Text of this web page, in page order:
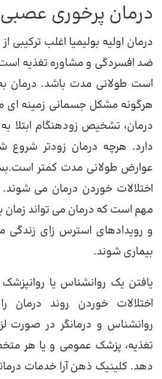
درمان پرخوری عصبی
درمان اولیه بولیمیا اغلب ترکیبی
ضد افسردگی و مشاوره تغذیه
است طولانی مدت باشد. درمان
هرگونه مشکل جسمانی زمینه ای
درمان، تشخیص زودهنگام ابتلا
دارد. هرچه درمان زودتر شروع
عوارض طولانی مدت کمتر
اختلالات خوردن درمان می
مهم است که درمان می تواند زمان
و رویدادهای استرس زای
بیماری شوند.
یافتن یک روانشناس یا روانپزشک
اختلالات خوردن روند
روانشناس و درمانگر در صورت
تغذیه، پزشک عمومی و یا هر
دهد. کلینیک ذهن آرا خدمات